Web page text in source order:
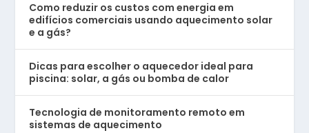
Como reduzir os custos com energia em
edifícios comerciais usando aquecimento solar
e a gás?
Dicas para escolher o aquecedor ideal para
piscina: solar, a gás ou bomba de calor
Tecnologia de monitoramento remoto em
sistemas de aquecimento